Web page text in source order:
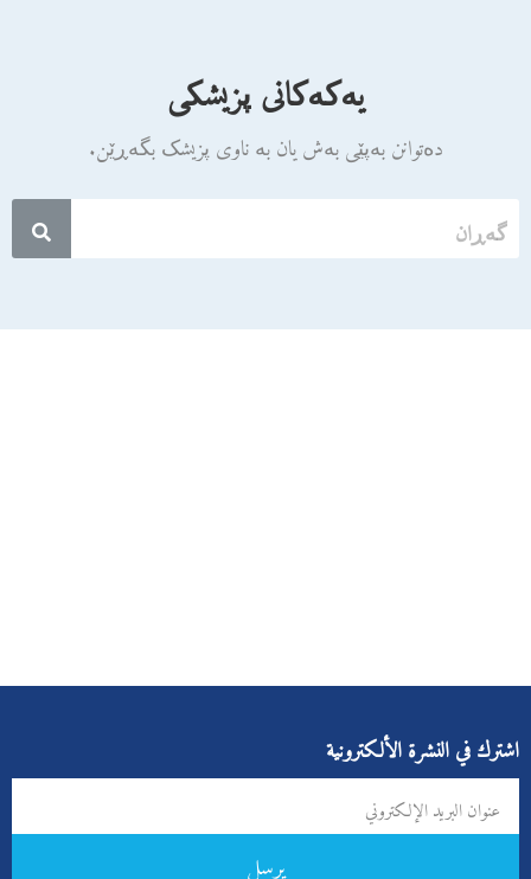
یەکەکانی پزیشکی
دەتوانن بەپێی بەش یان بە ناوی پزیشک بگەڕێن.
اشترك في النشرة الألكترونية
يرسل